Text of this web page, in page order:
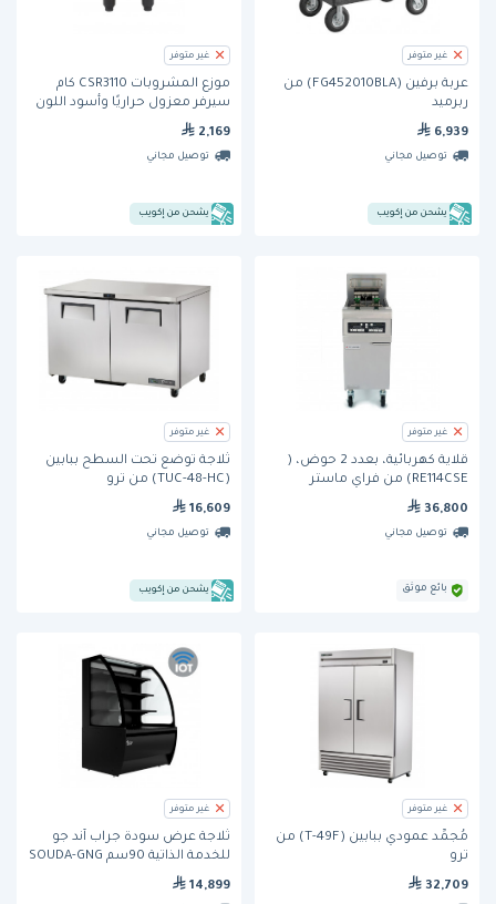
غير متوفر
عربة برفين (FG452010BLA) من
ربرميد
6,939
توصيل مجاني
يشحن من إكويب
غير متوفر
موزع المشروبات CSR3110 كام
سيرفر معزول حراريًا وأسود اللون
وبسعة 11.3 لتر من كامبرو
2,169
توصيل مجاني
يشحن من إكويب
غير متوفر
قلاية كهربائية، بعدد 2 حوض، (
RE114CSE) من فراي ماستر
36,800
توصيل مجاني
بائع موثق
غير متوفر
ثلاجة تُوضع تحت السطح ببابين
(TUC-48-HC) من ترو
16,609
توصيل مجاني
يشحن من إكويب
غير متوفر
مُجمِّد عمودي ببابين (T-49F) من
ترو
32,709
غير متوفر
ثلاجة عرض سودة جراب آند جو
للخدمة الذاتية 90سم SOUDA-GNG
تصميم منحني من برودان - الاصدار
الذكي مع نظام IoT - اللون الأسود
14,899